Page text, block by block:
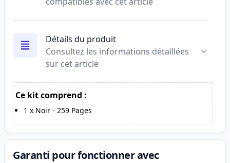
Détails du produit
Consultez les informations détaillées
sur cet article
Ce kit comprend :
1 x Noir - 259 Pages
Garanti pour fonctionner avec